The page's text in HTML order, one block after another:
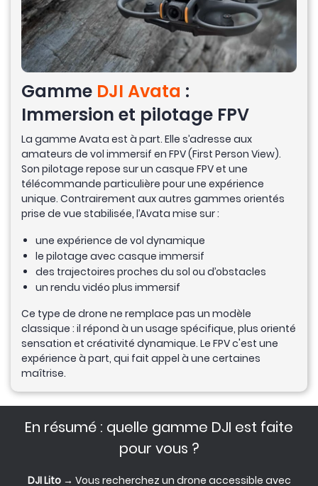
Gamme DJI Avata :
Immersion et pilotage FPV
La gamme Avata est à part. Elle s’adresse aux
amateurs de vol immersif en FPV (First Person View).
Son pilotage repose sur un casque FPV et une
télécommande particulière pour une expérience
unique. Contrairement aux autres gammes orientés
prise de vue stabilisée, l’Avata mise sur :
une expérience de vol dynamique
le pilotage avec casque immersif
des trajectoires proches du sol ou d’obstacles
un rendu vidéo plus immersif
Ce type de drone ne remplace pas un modèle
classique : il répond à un usage spécifique, plus orienté
sensation et créativité dynamique. Le FPV c'est une
expérience à part, qui fait appel à une certaines
maîtrise.
En résumé : quelle gamme DJI est faite
pour vous ?
DJI Lito→ Vous recherchez un drone accessible avec